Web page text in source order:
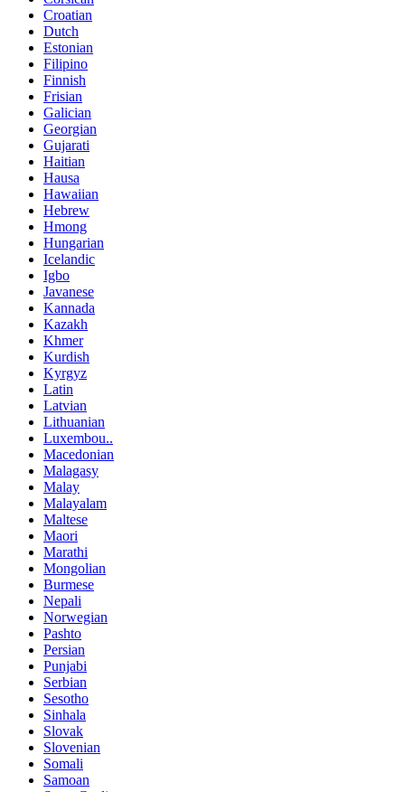
Croatian
Dutch
Estonian
Filipino
Finnish
Frisian
Galician
Georgian
Gujarati
Haitian
Hausa
Hawaiian
Hebrew
Hmong
Hungarian
Icelandic
Igbo
Javanese
Kannada
Kazakh
Khmer
Kurdish
Kyrgyz
Latin
Latvian
Lithuanian
Luxembou..
Macedonian
Malagasy
Malay
Malayalam
Maltese
Maori
Marathi
Mongolian
Burmese
Nepali
Norwegian
Pashto
Persian
Punjabi
Serbian
Sesotho
Sinhala
Slovak
Slovenian
Somali
Samoan